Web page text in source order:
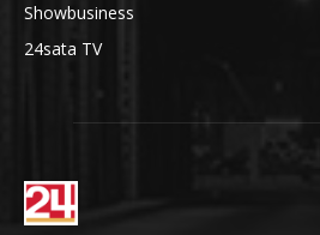
Showbusiness
24sata TV